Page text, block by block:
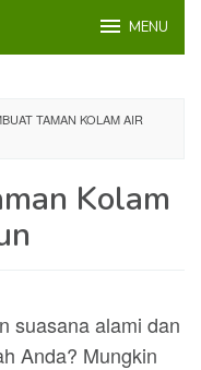
MENU
TAMAN KOLAM AIR
Kolam
suasana alami dan
Anda? Mungkin